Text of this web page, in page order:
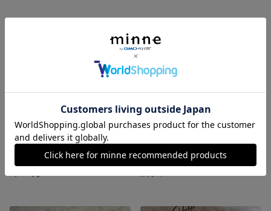
SOLD OUT
ベビー袴.リーフフラワー×グレー
飾り紐ෆ‪レンタルオプション